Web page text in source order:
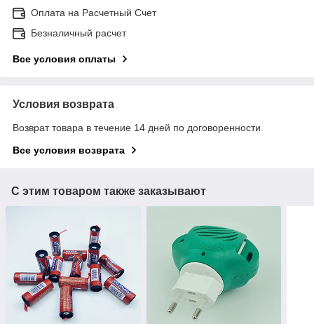
Оплата на Расчетный Счет
Безналичный расчет
Все условия оплаты
Условия возврата
Возврат товара в течение 14 дней по договоренности
Все условия возврата
С этим товаром также заказывают